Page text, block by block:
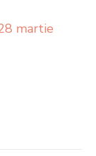
martie